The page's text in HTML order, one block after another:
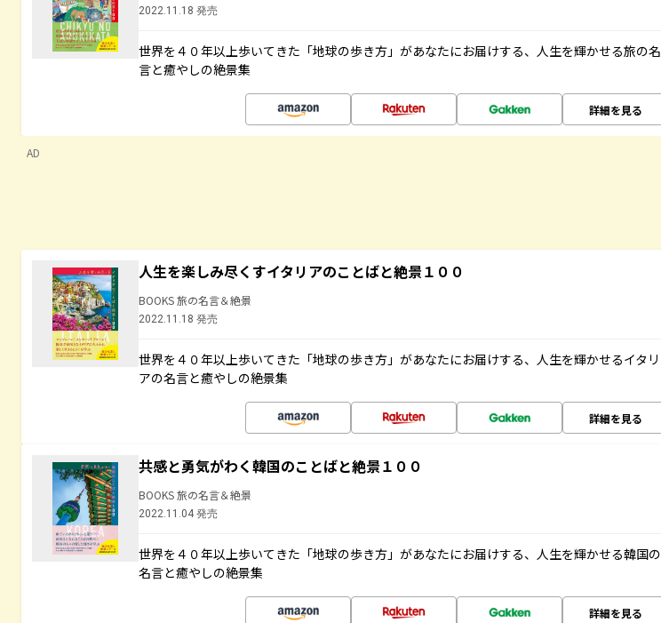
2022.11.18 発売
世界を４０年以上歩いてきた「地球の歩き方」があなたにお届けする、人生を輝かせる旅の名
言と癒やしの絶景集
詳細を見る
AD
人生を楽しみ尽くすイタリアのことばと絶景１００
BOOKS 旅の名言＆絶景
2022.11.18 発売
世界を４０年以上歩いてきた「地球の歩き方」があなたにお届けする、人生を輝かせるイタリ
アの名言と癒やしの絶景集
詳細を見る
共感と勇気がわく韓国のことばと絶景１００
BOOKS 旅の名言＆絶景
2022.11.04 発売
世界を４０年以上歩いてきた「地球の歩き方」があなたにお届けする、人生を輝かせる韓国の
名言と癒やしの絶景集
詳細を見る